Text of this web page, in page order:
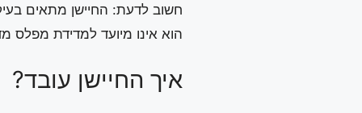
חשוב לדעת: החיישן מתאים
הוא אינו מיועד למדידת
איך החיישן עובד?